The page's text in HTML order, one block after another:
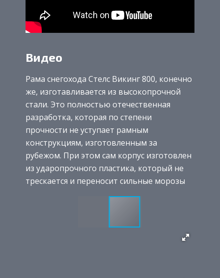
Видео
Рама снегохода Стелс Викинг 800, конечно
же, изготавливается из высокопрочной
стали. Это полностью отечественная
разработка, которая по степени
прочности не уступает рамным
конструкциям, изготовленным за
рубежом. При этом сам корпус изготовлен
из ударопрочного пластика, который не
трескается и переносит сильные морозы